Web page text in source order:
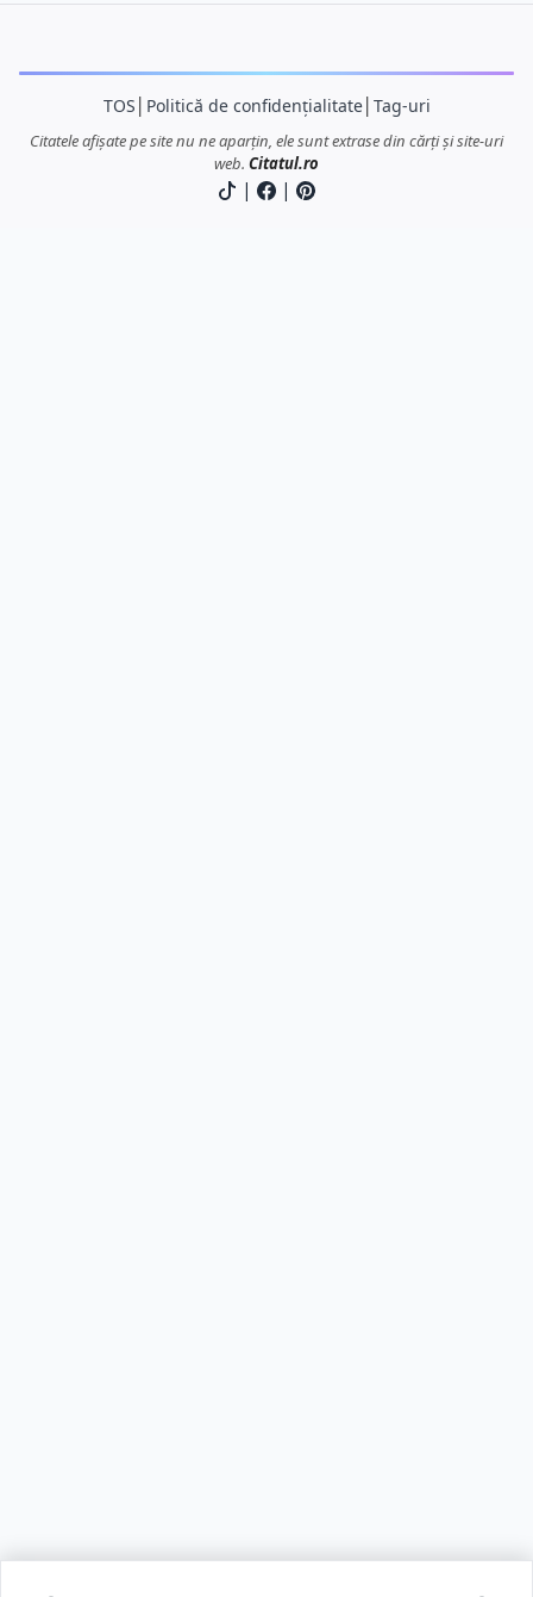
TOS Politică de confidențialitate│ Tag-uri
Citatele afișate pe site nu ne aparțin, ele sunt extrase din cărți și site-uri
web. Citatul.ro
| |